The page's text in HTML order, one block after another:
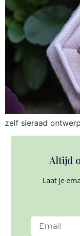
zelf sieraad
Altijd
Laat je